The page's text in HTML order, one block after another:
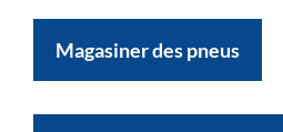
Magasiner des pneus